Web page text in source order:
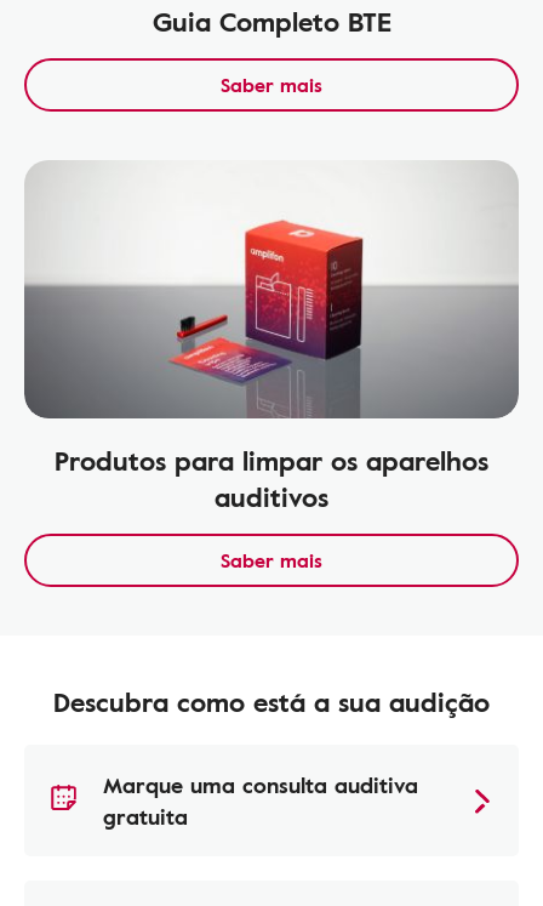
Guia Completo BTE
Saber mais
Produtos para limpar os aparelhos
auditivos
Saber mais
Descubra como está a sua audição
Marque uma consulta auditiva
gratuita